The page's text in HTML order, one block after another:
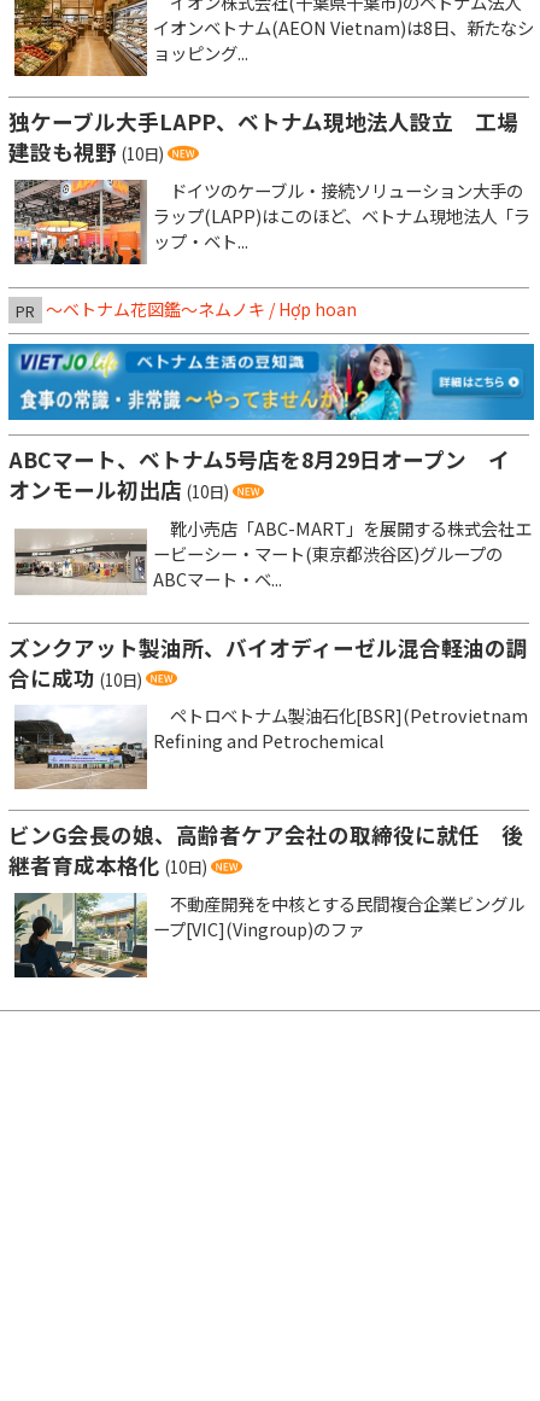
イオンベトナム(AEON Vietnam)は8日、新たなシ
ョッピング...
独ケーブル大手LAPP、ベトナム現地法人設立 工場
建設も視野 (10日)
ドイツのケーブル・接続ソリューション大手の
ラップ(LAPP)はこのほど、ベトナム現地法人「ラ
ップ・ベト...
PR ～ベトナム花図鑑～ネムノキ / Hợp hoan
ABCマート、ベトナム5号店を8月29日オープン イ
オンモール初出店 (10日)
靴小売店「ABC-MART」を展開する株式会社エ
ービーシー・マート(東京都渋谷区)グループの
ABCマート・ベ...
ズンクアット製油所、バイオディーゼル混合軽油の調
合に成功 (10日)
ペトロベトナム製油石化[BSR](Petrovietnam
Refining and Petrochemical
ビンG会長の娘、高齢者ケア会社の取締役に就任 後
継者育成本格化 (10日)
不動産開発を中核とする民間複合企業ビングル
ープ[VIC](Vingroup)のファ